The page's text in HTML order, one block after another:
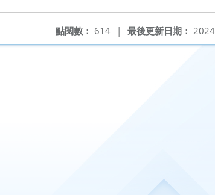
最後更新日期：
點閱數： 614 |